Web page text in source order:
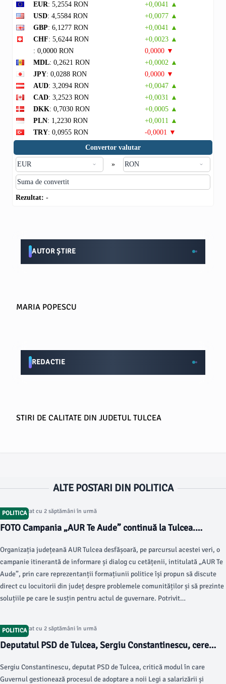
EUR: 5,2554 RON
+0,0041 ▲
USD: 4,5584 RON
+0,0077 ▲
GBP: 6,1277 RON
+0,0041 ▲
CHF: 5,6244 RON
+0,0023 ▲
: 0,0000 RON
0,0000 ▼
MDL: 0,2621 RON
+0,0002 ▲
JPY: 0,0288 RON
0,0000 ▼
AUD: 3,2094 RON
+0,0047 ▲
CAD: 3,2523 RON
+0,0031 ▲
DKK: 0,7030 RON
+0,0005 ▲
PLN: 1,2230 RON
+0,0011 ▲
TRY: 0,0955 RON
-0,0001 ▼
Convertor valutar
»
Rezultat: -
AUTOR ȘTIRE
MARIA POPESCU
REDACTIE
STIRI DE CALITATE DIN JUDETUL TULCEA
ALTE POSTARI DIN POLITICA
POLITICA
Articol postat cu 2 săptămâni în urmă
FOTO Campania „AUR Te Aude” continuă la Tulcea.
localități din județ pentru a afla opiniile și greutățile
oamenilor
Organizația județeană AUR Tulcea desfășoară, pe parcursul acestei veri, o
campanie itinerantă de informare și dialog cu cetățenii, intitulată „AUR Te
Aude”, prin care reprezentanții formațiunii politice își propun să discute
direct cu locuitorii din județ despre problemele comunităților și să prezinte
soluțiile pe care le susțin pentru actul de guvernare. Potrivit
locale din județ.
POLITICA
Articol postat cu 2 săptămâni în urmă
Deputatul PSD de Tulcea, Sergiu Constantinescu, cere
se adoptă din panică”
Sergiu Constantinescu, deputat PSD de Tulcea, critică modul în care
Guvernul gestionează procesul de adoptare a noii Legi a salarizării și